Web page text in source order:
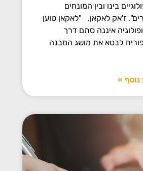
בינו ובין המונחים
ז'אק לאקאן. "לאקאן טוען
איננה סתם דרך
לבטא את מושג המבנה
נוסף »